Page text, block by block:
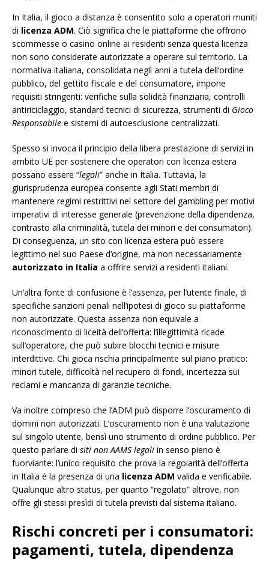
In Italia, il gioco a distanza è consentito solo a operatori muniti
di licenza ADM. Ciò significa che le piattaforme che offrono
scommesse o casino online ai residenti senza questa licenza
non sono considerate autorizzate a operare sul territorio. La
normativa italiana, consolidata negli anni a tutela dell’ordine
pubblico, del gettito fiscale e del consumatore, impone
requisiti stringenti: verifiche sulla solidità finanziaria, controlli
antiriciclaggio, standard tecnici di sicurezza, strumenti di Gioco
Responsabile e sistemi di autoesclusione centralizzati.
Spesso si invoca il principio della libera prestazione di servizi in
ambito UE per sostenere che operatori con licenza estera
possano essere “legali” anche in Italia. Tuttavia, la
giurisprudenza europea consente agli Stati membri di
mantenere regimi restrittivi nel settore del gambling per motivi
imperativi di interesse generale (prevenzione della dipendenza,
contrasto alla criminalità, tutela dei minori e dei consumatori).
Di conseguenza, un sito con licenza estera può essere
legittimo nel suo Paese d’origine, ma non necessariamente
autorizzato in Italia a offrire servizi a residenti italiani.
Un’altra fonte di confusione è l’assenza, per l’utente finale, di
specifiche sanzioni penali nell’ipotesi di gioco su piattaforme
non autorizzate. Questa assenza non equivale a
riconoscimento di liceità dell’offerta: l’illegittimità ricade
sull’operatore, che può subire blocchi tecnici e misure
interdittive. Chi gioca rischia principalmente sul piano pratico:
minori tutele, difficoltà nel recupero di fondi, incertezza sui
reclami e mancanza di garanzie tecniche.
Va inoltre compreso che l’ADM può disporre l’oscuramento di
domini non autorizzati. L’oscuramento non è una valutazione
sul singolo utente, bensì uno strumento di ordine pubblico. Per
questo parlare di siti non AAMS legali in senso pieno è
fuorviante: l’unico requisito che prova la regolarità dell’offerta
in Italia è la presenza di una licenza ADM valida e verificabile.
Qualunque altro status, per quanto “regolato” altrove, non
offre gli stessi presìdi di tutela previsti dal sistema italiano.
Rischi concreti per i consumatori:
pagamenti, tutela, dipendenza